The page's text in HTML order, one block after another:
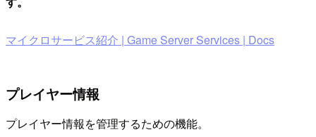
マイクロサービス紹介 | Game Server Services | Docs
プレイヤー情報
プレイヤー情報を管理するための機能。